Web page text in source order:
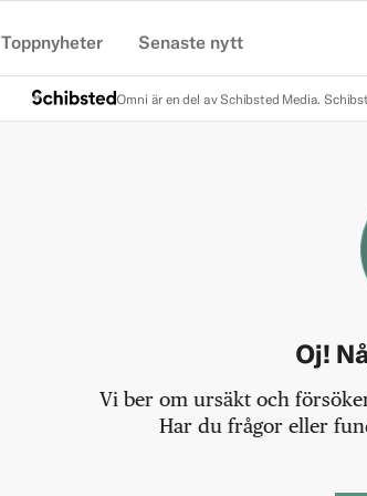
Toppnyheter Senaste nytt
Omni är en del av Schibsted Media.
Oj!
Vi ber om ursäkt och
Har du frågor eller